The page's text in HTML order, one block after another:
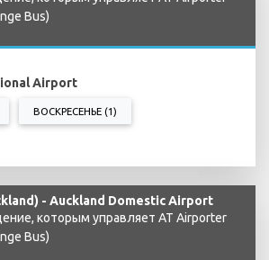
Bus)
Airport
ВОСКРЕСЕНЬЕ (1)
- Auckland Domestic Airport
которым управляет AT Airporter
Bus)